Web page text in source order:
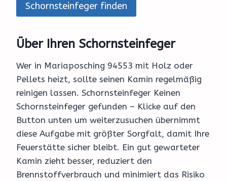
Schornsteinfeger finden
Über Ihren Schornsteinfeger
Wer in Mariaposching 94553 mit Holz oder
Pellets heizt, sollte seinen Kamin regelmäßig
reinigen lassen. Schornsteinfeger Keinen
Schornsteinfeger gefunden – Klicke auf den
Button unten um weiterzusuchen übernimmt
diese Aufgabe mit größter Sorgfalt, damit Ihre
Feuerstätte sicher bleibt. Ein gut gewarteter
Kamin zieht besser, reduziert den
Brennstoffverbrauch und minimiert das Risiko